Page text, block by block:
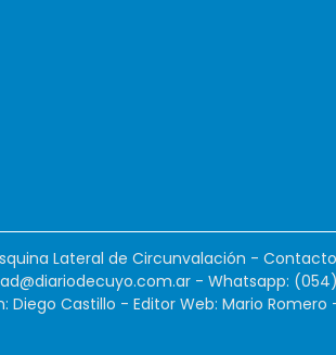
Lateral de Circunvalación -
- Whatsapp:
Castillo - Editor Web: Mario Romero